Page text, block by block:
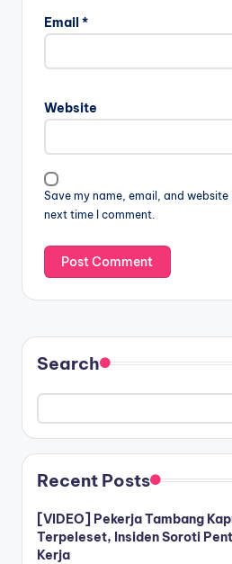
Email *
Website
Save my name, email, and
next time I comment.
Search
Recent Posts
[VIDEO] Pekerja Tambang
Terpeleset, Insiden Soroti
Kerja